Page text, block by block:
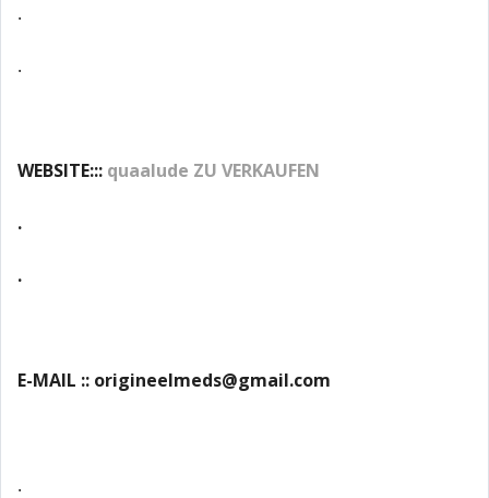
.
.
WEBSITE::: quaalude ZU VERKAUFEN
.
.
E-MAIL :: origineelmeds@gmail.com
.